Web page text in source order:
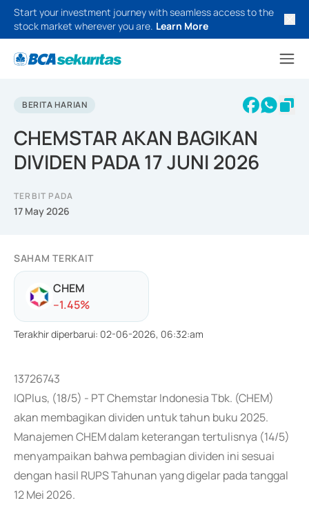
Start your investment journey with seamless access to the
stock market wherever you are. Learn More
BERITA HARIAN
CHEMSTAR AKAN BAGIKAN
DIVIDEN PADA 17 JUNI 2026
TERBIT PADA
17 May 2026
SAHAM TERKAIT
CHEM
--1.45%
Terakhir diperbarui: 02-06-2026, 06:32:am
13726743
IQPlus, (18/5) - PT Chemstar Indonesia Tbk. (CHEM)
akan membagikan dividen untuk tahun buku 2025.
Manajemen CHEM dalam keterangan tertulisnya (14/5)
menyampaikan bahwa pembagian dividen ini sesuai
dengan hasil RUPS Tahunan yang digelar pada tanggal
12 Mei 2026.